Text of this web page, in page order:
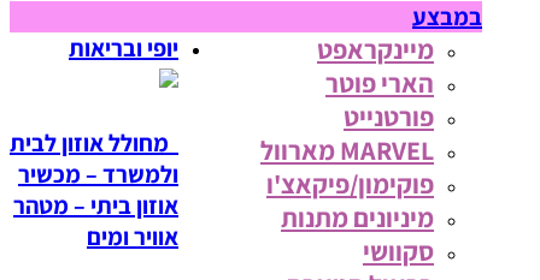
במבצע
מיינקראפט
הארי פוטר
פורטנייט
MARVEL מארוול
פוקימון/פיקאצ'ו
מיניונים מתנות
סקוושי
יופי ובריאות
מחולל אוזון לבית
ולמשרד – מכשיר
אוזון ביתי – מטהר
אוויר ומים